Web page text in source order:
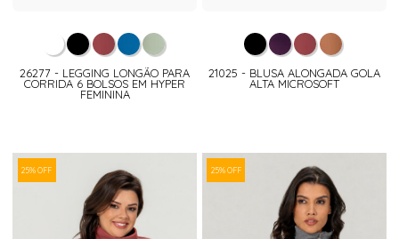
26277 - LEGGING LONGÃO PARA
CORRIDA 6 BOLSOS EM HYPER
FEMININA
21025 - BLUSA ALONGADA GOLA
ALTA MICROSOFT
25% OFF 25% OFF